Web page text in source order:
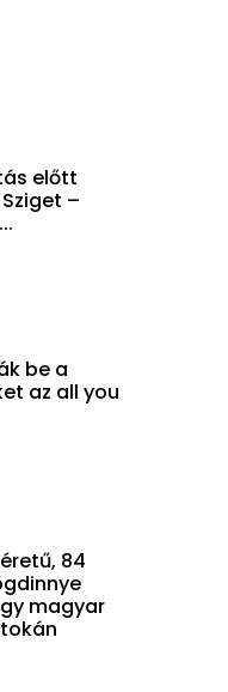
előtt
–
be a
az all you
84
magyar